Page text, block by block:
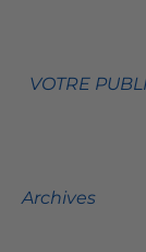
VOTRE
Archives